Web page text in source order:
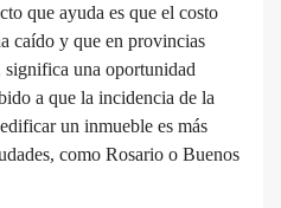
que ayuda es que el costo
caído y que en provincias
una oportunidad
a que la incidencia de la
un inmueble es más
como Rosario o Buenos